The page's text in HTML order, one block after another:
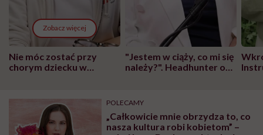
Zobacz więcej
Nie móc zostać przy
chorym dziecku w
może chyba tylko
głupota i brak
wyobraźni"
"Jestem w ciąży, co mi się
należy?". Headhunter o
pracy
POLECAMY
„Całkowicie mnie obrzydza to, co
nasza kultura robi kobietom” –